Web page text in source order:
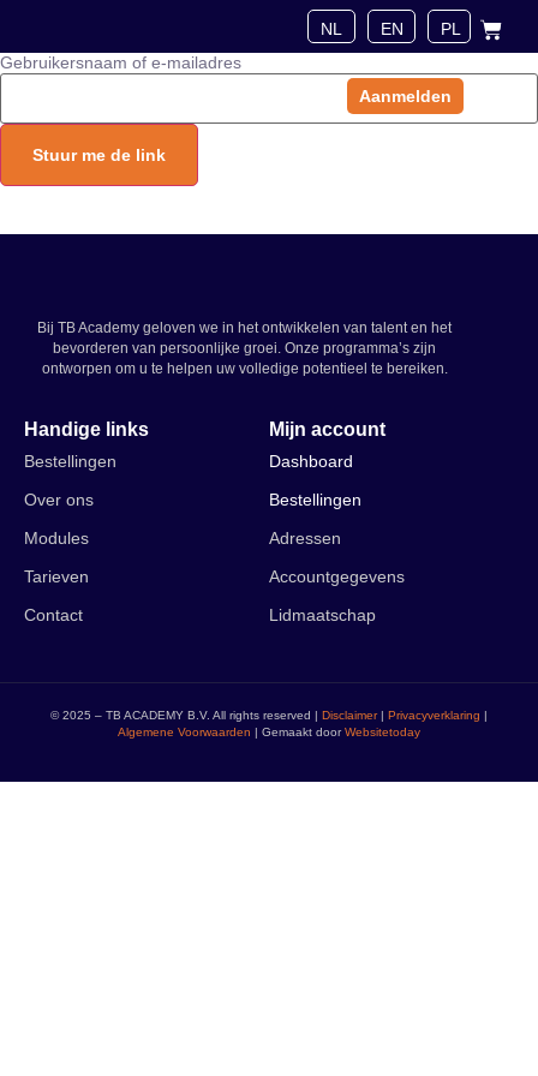
Aanmelden
Gebruikersnaam of e-mailadres
Bij TB Academy geloven we in het ontwikkelen van talent en het
bevorderen van persoonlijke groei. Onze programma’s zijn
ontworpen om u te helpen uw volledige potentieel te bereiken.
Handige links
Bestellingen
Over ons
Modules
Tarieven
Contact
Mijn account
Dashboard
Bestellingen
Adressen
Accountgegevens
Lidmaatschap
© 2025 – TB ACADEMY B.V. All rights reserved | Disclaimer| Privacyverklaring |
Algemene Voorwaarden | Gemaakt doorWebsitetoday